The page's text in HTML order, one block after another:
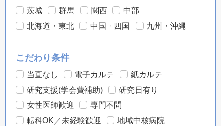
茨城
群馬 関西
中部
北海道・東北
中国・四国 九州・沖縄
こだわり条件
当直なし 電子カルテ
紙カルテ
研究支援(学会費補助)
研究日有り
女性医師歓迎
専門不問
転科OK／未経験歓迎
地域中核病院